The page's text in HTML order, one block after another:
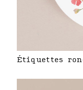
Étiquettes